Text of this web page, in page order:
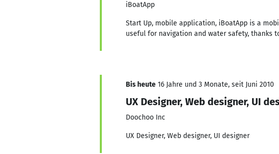
iBoatApp
Start Up, mobile application, iBoatApp is a
useful for navigation and water safety, thanks
Bis heute 16 Jahre und 3 Monate, seit Juni 2010
UX Designer, Web designer, UI
Doochoo Inc
UX Designer, Web designer, UI designer